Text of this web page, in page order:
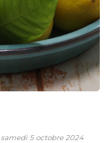
samedi 5 octobre 2024